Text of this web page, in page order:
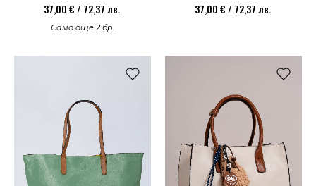
37,00 € / 72,37 лв.
Само още 2 бр.
37,00 € / 72,37 лв.